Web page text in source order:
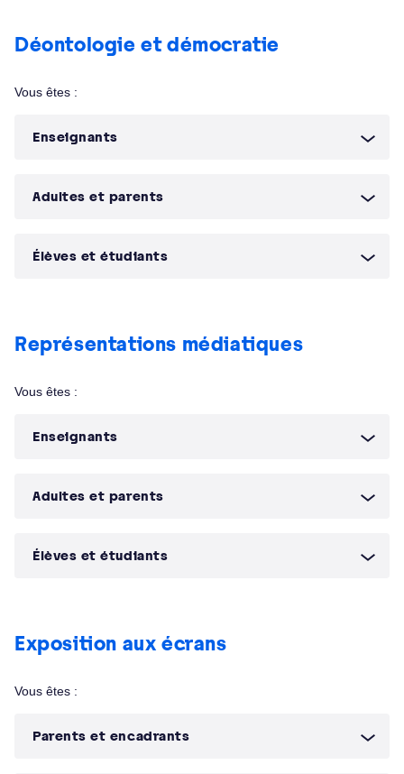
Déontologie et démocratie
Vous êtes :
Enseignants
Adultes et parents
Élèves et étudiants
Représentations médiatiques
Vous êtes :
Enseignants
Adultes et parents
Élèves et étudiants
Exposition aux écrans
Vous êtes :
Parents et encadrants